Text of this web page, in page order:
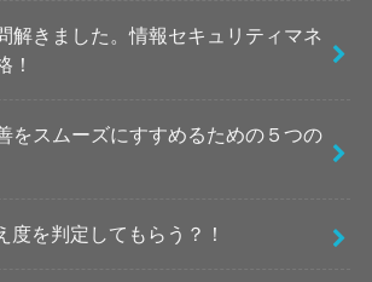
解きました。情報セキュリティマネ
！
をスムーズにすすめるための５つの
度を判定してもらう？！